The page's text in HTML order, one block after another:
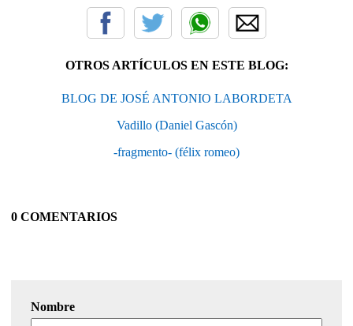
OTROS ARTÍCULOS EN ESTE BLOG:
BLOG DE JOSÉ ANTONIO LABORDETA
Vadillo (Daniel Gascón)
-fragmento- (félix romeo)
0 COMENTARIOS
Nombre